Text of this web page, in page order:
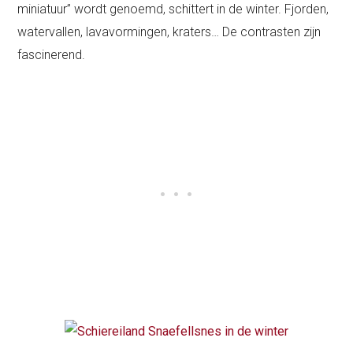
miniatuur” wordt genoemd, schittert in de winter. Fjorden,
watervallen, lavavormingen, kraters… De contrasten zijn
fascinerend.